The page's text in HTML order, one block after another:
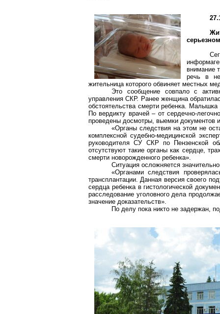
внимание
речь в
жительница которого обвиняет местных
Это сообщение совпало с
управления СКР. Ранее женщина
обстоятельства смерти ребенка.
По вердикту врачей – от сердечно-
проведены досмотры, выемки документов
«Органы следствия на этом не
комплексной судебно-медицинской
руководителя СУ СКР по Пензенской
отсутствуют такие органы как сердце,
смерти новорожденного ребенка».
Ситуация осложняется
«Органами следствия
трансплантации. Данная версия своего
сердца ребенка в гистологической
расследование уголовного дела
значение доказательств».
По делу пока никто не задержан,